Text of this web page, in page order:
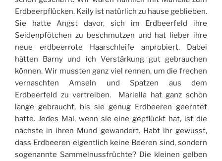
Erdbeerpflücken. Kaily ist natürlich zu hause geblieben.
Sie hatte Angst davor, sich im Erdbeerfeld ihre
Seidenpfötchen zu beschmutzen und hat lieber ihre
neue erdbeerrote Haarschleife anprobiert. Dabei
hätten Barny und ich Verstärkung gut gebrauchen
können. Wir mussten ganz viel rennen, um die frechen
vernaschten Amseln und Spatzen aus dem
Erdbeerfeld zu vertreiben. Mariella hat ganz schön
lange gebraucht, bis sie genug Erdbeeren geerntet
hatte. Jedes Mal, wenn sie eine gepflückt hat, ist die
nächste in ihren Mund gewandert. Habt ihr gewusst,
dass Erdbeeren eigentlich keine Beeren sind, sondern
sogenannte Sammelnussfrüchte? Die kleinen gelben